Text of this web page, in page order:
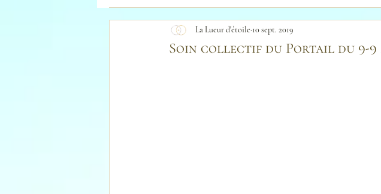
Soin collectif du Portail du 9-9
La Lueur d'étoile 10 sept. 2019